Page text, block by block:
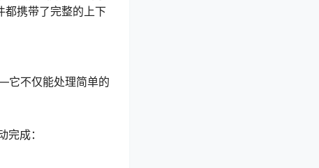
都携带了完整的上下
它不仅能处理简单的
成：